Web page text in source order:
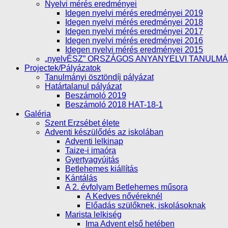
Nyelvi mérés eredményei
Idegen nyelvi mérés eredményei 2019
Idegen nyelvi mérés eredményei 2018
Idegen nyelvi mérés eredményei 2017
Idegen nyelvi mérés eredményei 2016
Idegen nyelvi mérés eredményei 2015
„nyelvÉSZ” ORSZÁGOS ANYANYELVI
Projectek/Pályázatok
Tanulmányi ösztöndíj pályázat
Határtalanul pályázat
Beszámoló 2019
Beszámoló 2018 HAT-18-1
Galéria
Szent Erzsébet élete
Adventi készülődés az iskolában
Adventi lelkinap
Taize-i imaóra
Gyertyagyújtás
Betlehemes kiállítás
Kántálás
A 2. évfolyam Betlehemes műsora
A Kedves nővéreknél
Előadás szülőknek, iskolásoknak
Marista lelkiség
Ima Advent első hetében